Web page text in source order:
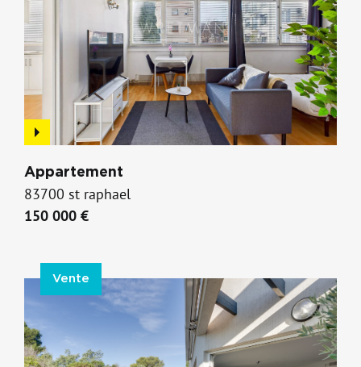
Appartement
83700 st raphael
150 000 €
Vente